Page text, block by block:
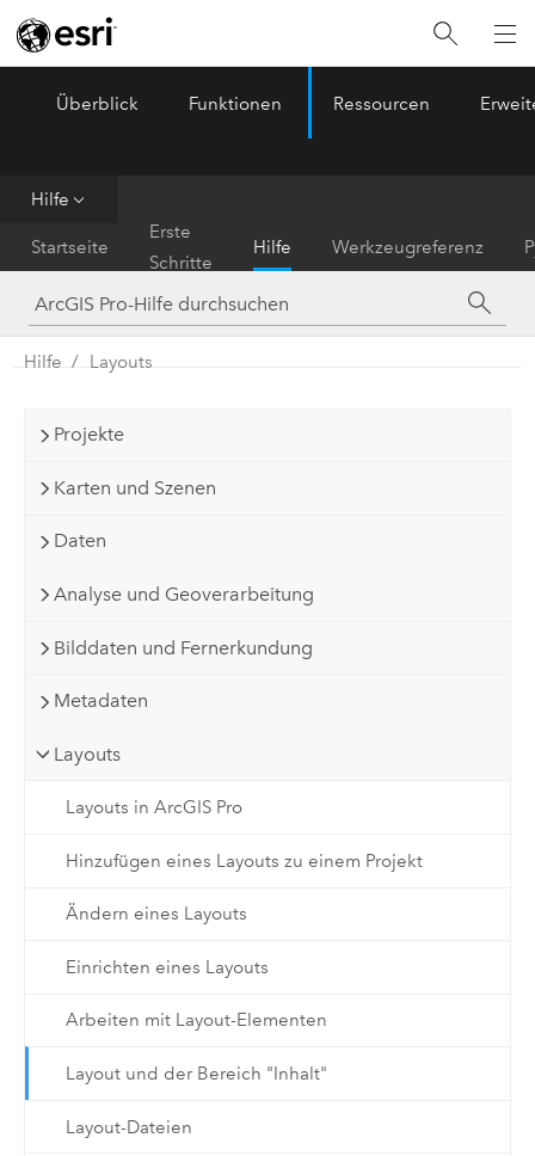
ArcGIS Pro
Überblick Funktionen Ressourcen
Hilfe
Startseite
Erste
Schritte
Hilfe Werkzeugreferenz
Hilfe Layouts
Projekte
Karten und Szenen
Daten
Analyse und Geoverarbeitung
Bilddaten und Fernerkundung
Metadaten
Layouts
Layouts in ArcGIS Pro
Hinzufügen eines Layouts zu einem Projekt
Ändern eines Layouts
Einrichten eines Layouts
Arbeiten mit Layout-Elementen
Layout und der Bereich "Inhalt"
Layout-Dateien